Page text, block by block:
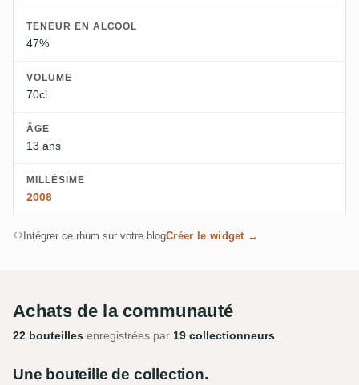
TENEUR EN ALCOOL
47%
VOLUME
70cl
ÂGE
13 ans
MILLÉSIME
2008
Intégrer ce rhum sur votre blogCréer le widget →
Achats de la communauté
22 bouteilles enregistrées par 19 collectionneurs.
Une bouteille de collection.